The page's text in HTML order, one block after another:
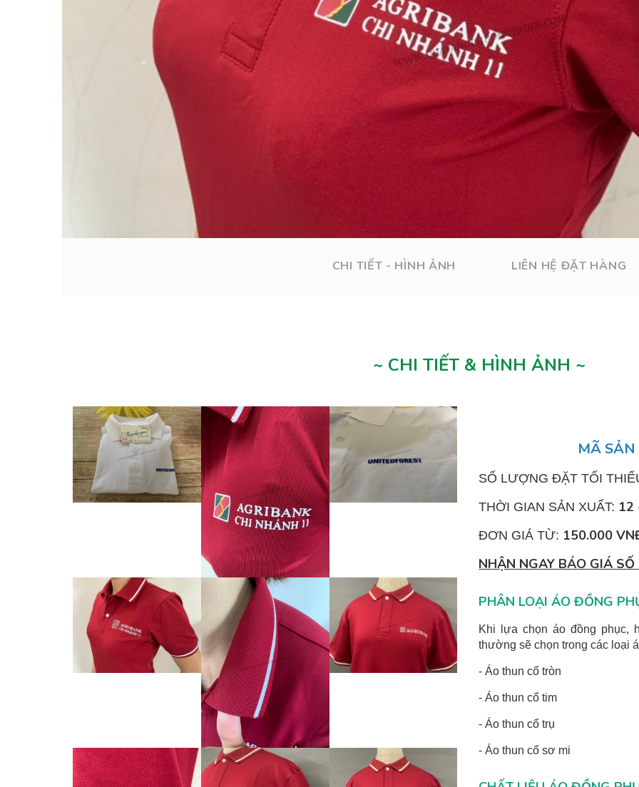
CHI TIẾT - HÌNH ẢNH LIÊN HỆ ĐẶT HÀNG
~ CHI TIẾT & HÌNH ẢNH ~
MÃ
SỐ LƯỢNG ĐẶT TỐI
THỜI GIAN SẢN XUẤT: 12
ĐƠN GIÁ TỪ: 150.000
NHẬN NGAY BÁO GIÁ
PHÂN LOẠI ÁO ĐỒNG
Khi lựa chọn áo đồng phục,
thường sẽ chọn trong các loại
- Áo thun cổ tròn
- Áo thun cổ tim
- Áo thun cổ trụ
- Áo thun cổ sơ mi